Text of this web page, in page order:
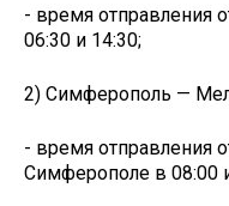
- время отправления
06:30 и 14:30;
2) Симферополь —
- время отправления
Симферополе в 08:00